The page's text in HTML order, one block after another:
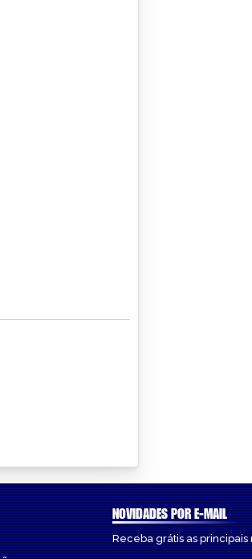
NOVIDADES POR E-MAIL
Receba grátis as